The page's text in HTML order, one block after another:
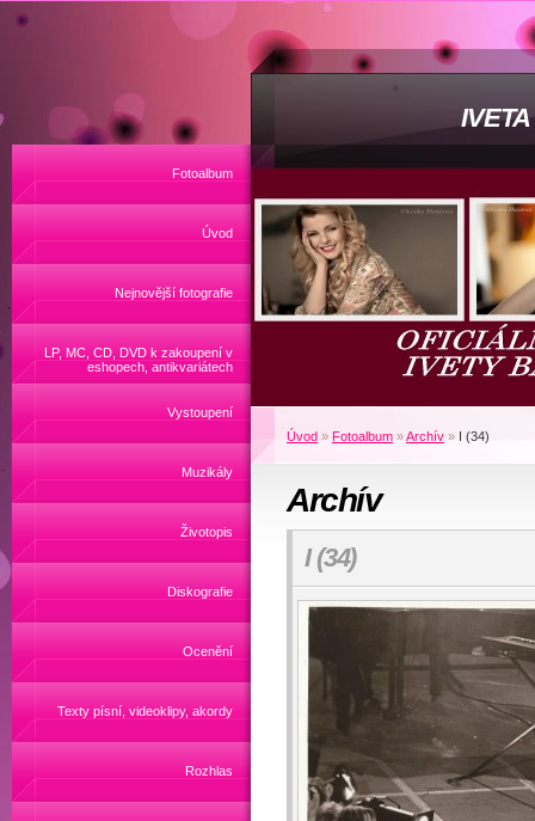
Fotoalbum
Úvod
Nejnovější fotografie
LP, MC, CD, DVD k zakoupení v
eshopech, antikvariátech
Vystoupení
Muzikály
Životopis
Diskografie
Ocenění
Texty písní, videoklipy, akordy
Rozhlas
Úvod » Fotoalbum »Archív » I (34)
Archív
I (34)